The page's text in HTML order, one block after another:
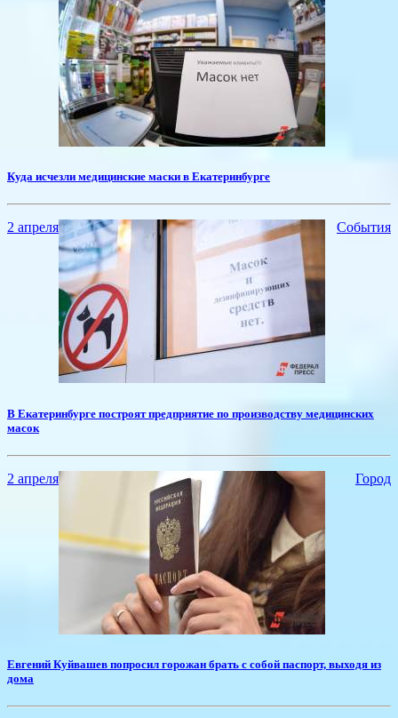
Куда исчезли медицинские маски в Екатеринбурге
2 апреля События
В Екатеринбурге построят предприятие по производству медицинских
масок
2 апреля Город
Евгений Куйвашев попросил горожан брать с собой паспорт, выходя из
дома